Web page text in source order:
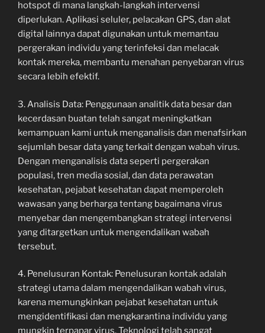
hotspot di mana langkah-langkah intervensi
diperlukan. Aplikasi seluler, pelacakan GPS, dan alat
digital lainnya dapat digunakan untuk memantau
pergerakan individu yang terinfeksi dan melacak
kontak mereka, membantu menahan penyebaran virus
secara lebih efektif.
3. Analisis Data: Penggunaan analitik data besar dan
kecerdasan buatan telah sangat meningkatkan
kemampuan kami untuk menganalisis dan menafsirkan
sejumlah besar data yang terkait dengan wabah virus.
Dengan menganalisis data seperti pergerakan
populasi, tren media sosial, dan data perawatan
kesehatan, pejabat kesehatan dapat memperoleh
wawasan yang berharga tentang bagaimana virus
menyebar dan mengembangkan strategi intervensi
yang ditargetkan untuk mengendalikan wabah
tersebut.
4. Penelusuran Kontak: Penelusuran kontak adalah
strategi utama dalam mengendalikan wabah virus,
karena memungkinkan pejabat kesehatan untuk
mengidentifikasi dan mengkarantina individu yang
mungkin terpapar virus. Teknologi telah sangat